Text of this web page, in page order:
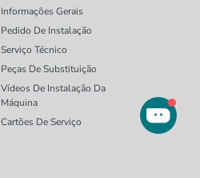
Informações Gerais
Pedido De Instalação
Serviço Técnico
Peças De Substituição
Vídeos De Instalação Da
Máquina
Cartões De Serviço